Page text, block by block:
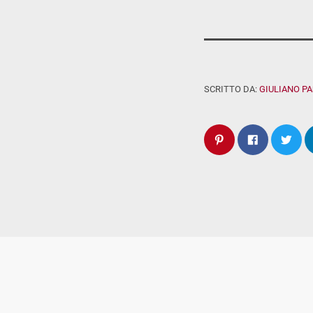
SCRITTO DA: GIULIANO